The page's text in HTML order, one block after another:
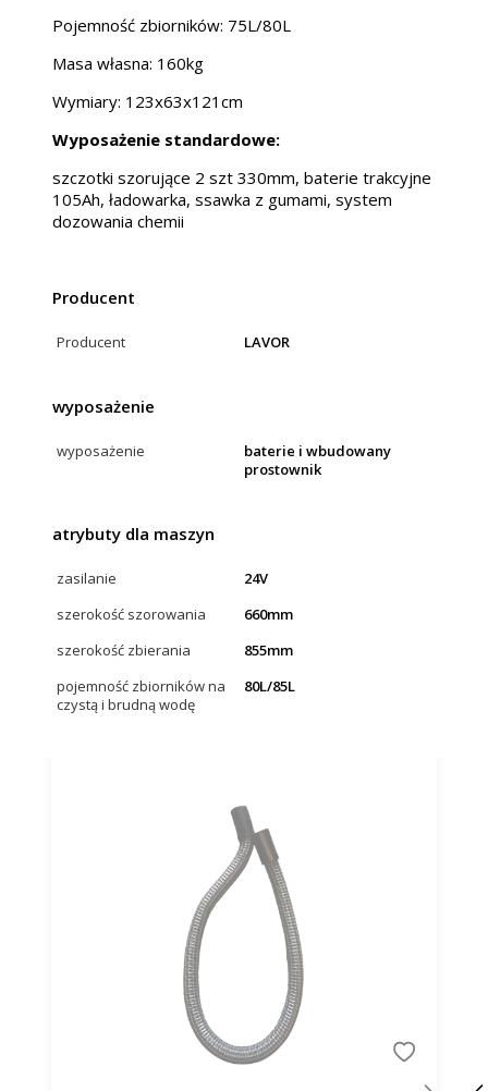
Pojemność zbiorników: 75L/80L
Masa własna: 160kg
Wymiary: 123x63x121cm
Wyposażenie standardowe:
szczotki szorujące 2 szt 330mm, baterie trakcyjne
105Ah, ładowarka, ssawka z gumami, system
dozowania chemii
Producent
Producent LAVOR
wyposażenie
wyposażenie
baterie i wbudowany
prostownik
atrybuty dla maszyn
zasilanie
24V
szerokość szorowania
660mm
szerokość zbierania
855mm
pojemność zbiorników na
czystą i brudną wodę
80L/85L